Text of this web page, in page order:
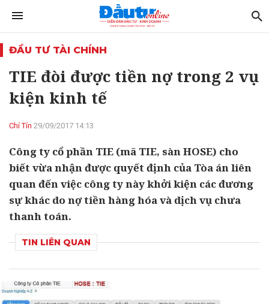
ĐẦU TƯ TÀI CHÍNH
TIE đòi được tiền nợ trong 2 vụ
kiện kinh tế
Chí Tín 29/09/2017 14:13
Công ty cổ phần TIE (mã TIE, sàn HOSE) cho
biết vừa nhận được quyết định của Tòa án liên
quan đến việc công ty này khởi kiện các đương
sự khác do nợ tiền hàng hóa và dịch vụ chưa
thanh toán.
TIN LIÊN QUAN